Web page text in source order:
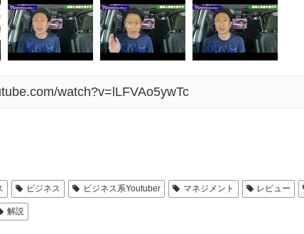
watch?v=lLFVAo5ywTc
ビジネス ビジネス系Youtuber マネジメント レビュー
解説